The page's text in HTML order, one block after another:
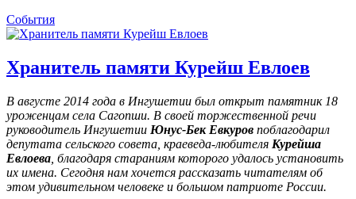
События
Хранитель памяти Курейш Евлоев
В августе 2014 года в Ингушетии был открыт памятник 18
уроженцам села Сагопши. В своей торжественной речи
руководитель Ингушетии Юнус-Бек Евкуров поблагодарил
депутата сельского совета, краеведа-любителя Курейша
Евлоева , благодаря стараниям которого удалось установить
их имена. Сегодня нам хочется рассказать читателям об
этом удивительном человеке и большом патриоте России.